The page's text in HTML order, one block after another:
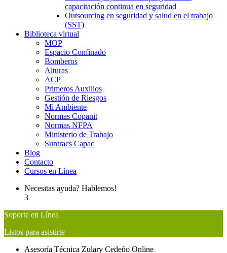
capacitación continua en seguridad
Outsourcing en seguridad y salud en el trabajo
(SST)
Biblioteca virtual
MOP
Espacio Confinado
Bomberos
Alturas
ACP
Primeros Auxilios
Gestión de Riesgos
Mi Ambiente
Normas Copanit
Normas NFPA
Ministerio de Trabajo
Suntracs Capac
Blog
Contacto
Cursos en Línea
Necesitas ayuda? Hablemos!
3
Soporte en Línea
Listos para asistirte
Asesoría Técnica Zulary Cedeño Online